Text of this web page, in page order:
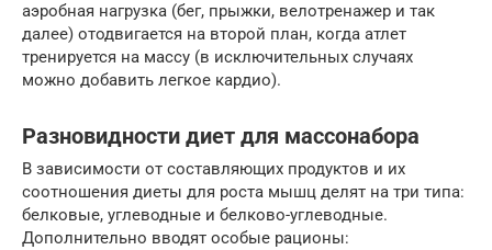
аэробная нагрузка (бег, прыжки, велотренажер и так
далее) отодвигается на второй план, когда атлет
тренируется на массу (в исключительных случаях
можно добавить легкое кардио).
Разновидности диет для массонабора
В зависимости от составляющих продуктов и их
соотношения диеты для роста мышц делят на три типа:
белковые, углеводные и белково-углеводные.
Дополнительно вводят особые рационы: